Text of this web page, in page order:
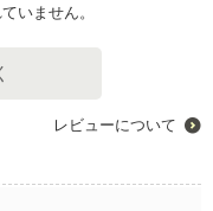
いません。
レビューについて